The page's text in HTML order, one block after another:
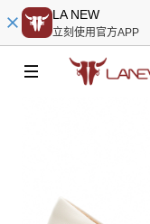
LA NEW
立刻使用官方APP